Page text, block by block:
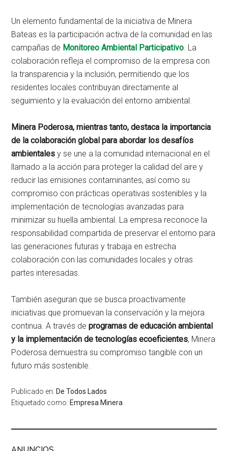
Un elemento fundamental de la iniciativa de Minera
Bateas es la participación activa de la comunidad en las
campañas de Monitoreo Ambiental Participativo. La
colaboración refleja el compromiso de la empresa con
la transparencia y la inclusión, permitiendo que los
residentes locales contribuyan directamente al
seguimiento y la evaluación del entorno ambiental.
Minera Poderosa, mientras tanto, destaca la importancia
de la colaboración global para abordar los desafíos
ambientales y se une a la comunidad internacional en el
llamado a la acción para proteger la calidad del aire y
reducir las emisiones contaminantes, así como su
compromiso con prácticas operativas sostenibles y la
implementación de tecnologías avanzadas para
minimizar su huella ambiental. La empresa reconoce la
responsabilidad compartida de preservar el entorno para
las generaciones futuras y trabaja en estrecha
colaboración con las comunidades locales y otras
partes interesadas.
También aseguran que se busca proactivamente
iniciativas que promuevan la conservación y la mejora
continua. A través deprogramas de educación ambiental
y la implementación de tecnologías ecoeficientes, Minera
Poderosa demuestra su compromiso tangible con un
futuro más sostenible.
Publicado en: De Todos Lados
Etiquetado como: Empresa Minera